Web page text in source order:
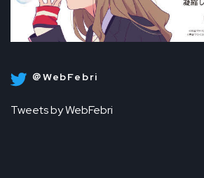
＠WebFebri
Tweets by WebFebri